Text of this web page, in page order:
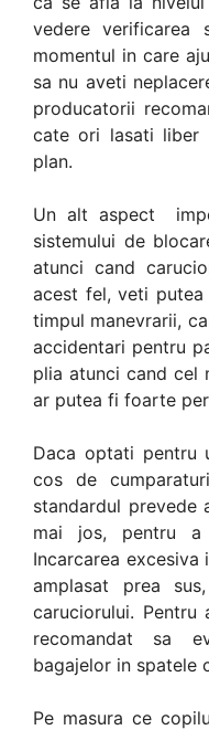
vedere verificarea
momentul in care
sa nu aveti
producatorii
cate ori lasati liber
plan.
Un alt aspect
sistemului de
atunci cand
acest fel, veti
timpul manevrarii,
accidentari pentru
plia atunci cand cel
ar putea fi foarte
Daca optati pentru
cos de
standardul prevede
mai jos, pentru a
Incarcarea
amplasat prea
caruciorului.
recomandat sa
bagajelor in spatele
Pe masura ce